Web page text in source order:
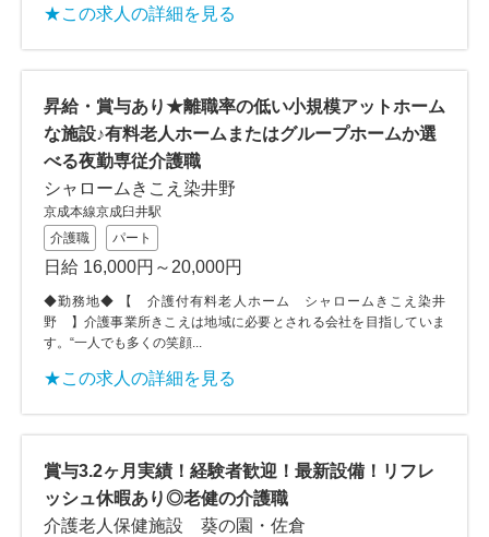
★この求人の詳細を見る
昇給・賞与あり★離職率の低い小規模アットホーム
な施設♪有料老人ホームまたはグループホームか選
べる夜勤専従介護職
シャロームきこえ染井野
京成本線京成臼井駅
介護職
パート
日給 16,000円～20,000円
◆勤務地◆ 【 介護付有料老人ホーム シャロームきこえ染井
野 】介護事業所きこえは地域に必要とされる会社を目指していま
す。“一人でも多くの笑顔...
★この求人の詳細を見る
賞与3.2ヶ月実績！経験者歓迎！最新設備！リフレ
ッシュ休暇あり◎老健の介護職
介護老人保健施設 葵の園・佐倉